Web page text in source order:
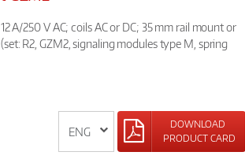
A/250 V AC; coils AC or DC; 35 mm rail mount or
R2, GZM2, signaling modules type M, spring
DOWNLOAD
PRODUCT CARD